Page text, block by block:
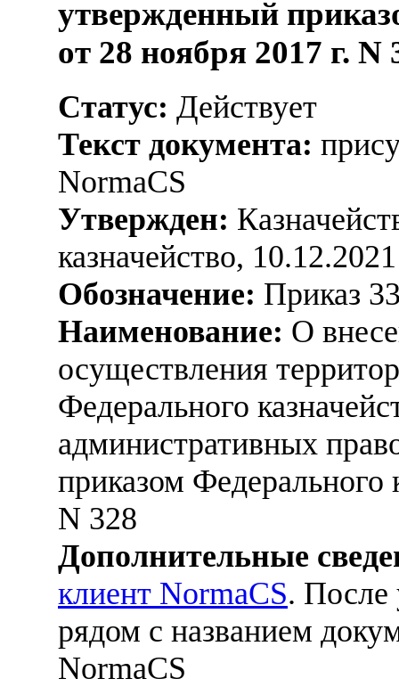
утвержденный
от 28 ноября 2017 г. N
Статус: Действует
Текст документа:
NormaCS
Утвержден:
казначейство, 10.12.2021
Обозначение: Приказ
Наименование: О
осуществления
Федерального
административных
приказом Федерального
N 328
Дополнительные
клиент NormaCS. После
рядом с названием
NormaCS